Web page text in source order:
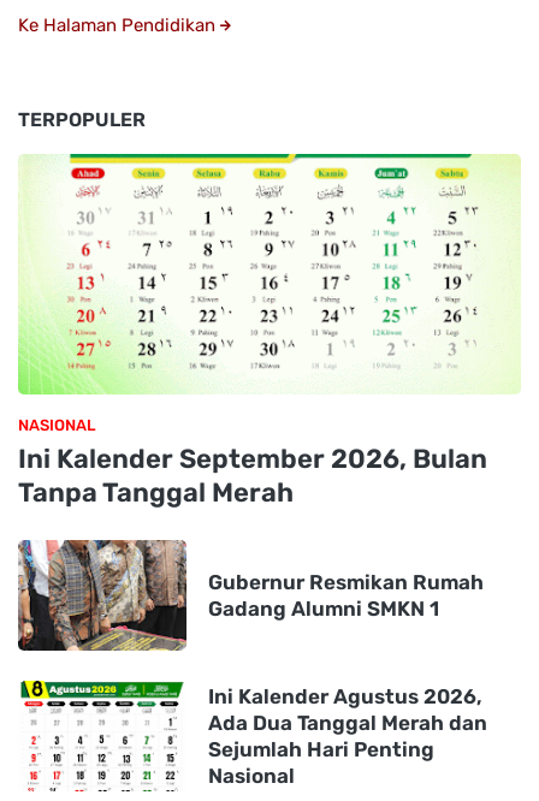
Ke Halaman Pendidikan
TERPOPULER
NASIONAL
Ini Kalender September 2026, Bulan
Tanpa Tanggal Merah
Gubernur Resmikan Rumah
Gadang Alumni SMKN 1
Ini Kalender Agustus 2026,
Ada Dua Tanggal Merah dan
Sejumlah Hari Penting
Nasional